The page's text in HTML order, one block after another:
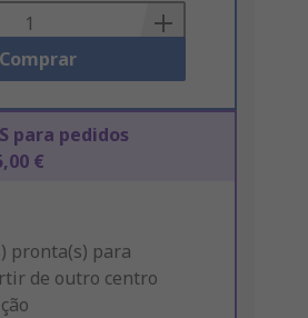
Comprar
para pedidos
€
pronta(s) para
de outro centro